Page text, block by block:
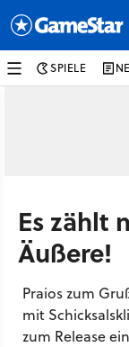
SPIELE
Es zählt
Äußere!
Praios zum
mit
zum Release